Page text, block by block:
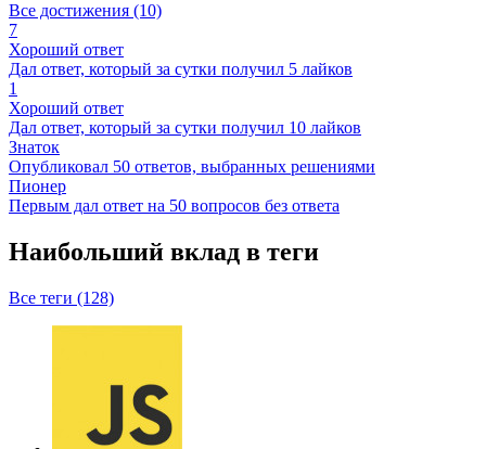
Все достижения (10)
7
Хороший ответ
Дал ответ, который за сутки получил 5 лайков
1
Хороший ответ
Дал ответ, который за сутки получил 10 лайков
Знаток
Опубликовал 50 ответов, выбранных решениями
Пионер
Первым дал ответ на 50 вопросов без ответа
Наибольший вклад в теги
Все теги (128)